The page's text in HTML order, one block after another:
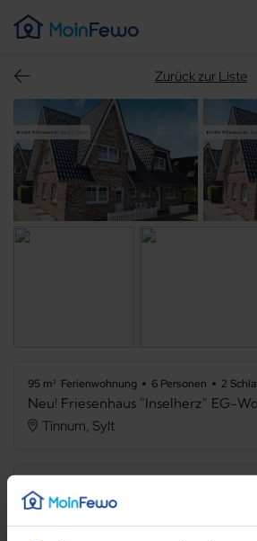
Zurück zur Liste
95 m² Ferienwohnung 6 Personen 2
Neu! Friesenhaus "Inselherz" EG-
Tinnum, Sylt